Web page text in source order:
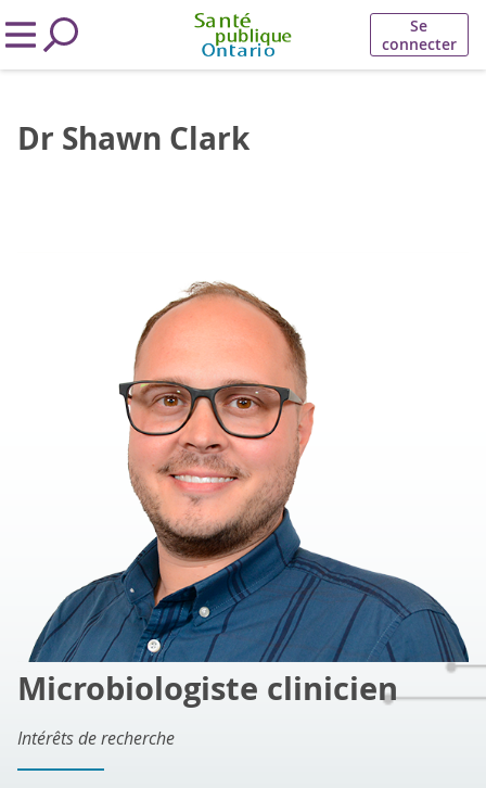
Se
connecter
Dr Shawn Clark
Microbiologiste clinicien
Intérêts de recherche